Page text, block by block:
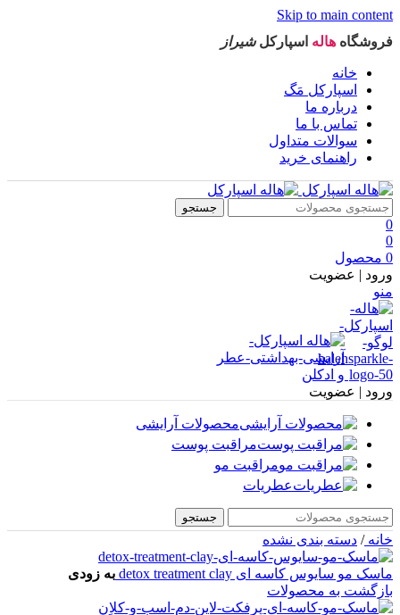
Skip to main content
فروشگاه هاله اسپارکلشیراز
خانه
اسپارکل مَگ
درباره ما
تماس با ما
سوالات متداول
راهنمای خرید
جستجو
0
0
0 محصول
ورود | عضویت
منو
ورود | عضویت
محصولات آرایشی
مراقبت پوست
مراقبت مو
عطریات
جستجو
خانه/ دسته بندی نشده
ماسک مو سایوس کاسه ای detox treatment clay
به زودی
بازگشت به محصولات